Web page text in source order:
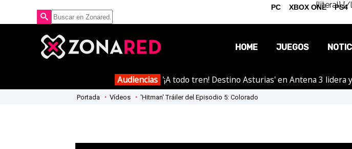
{literal}{/
HOME JUEGOS
Audiencias '¡A todo tren! Destino Asturias' en Antena 3
Portada Vídeos 'Hitman' Tráiler del Episodio 5: Colorado
PC XBOX ONE PS4